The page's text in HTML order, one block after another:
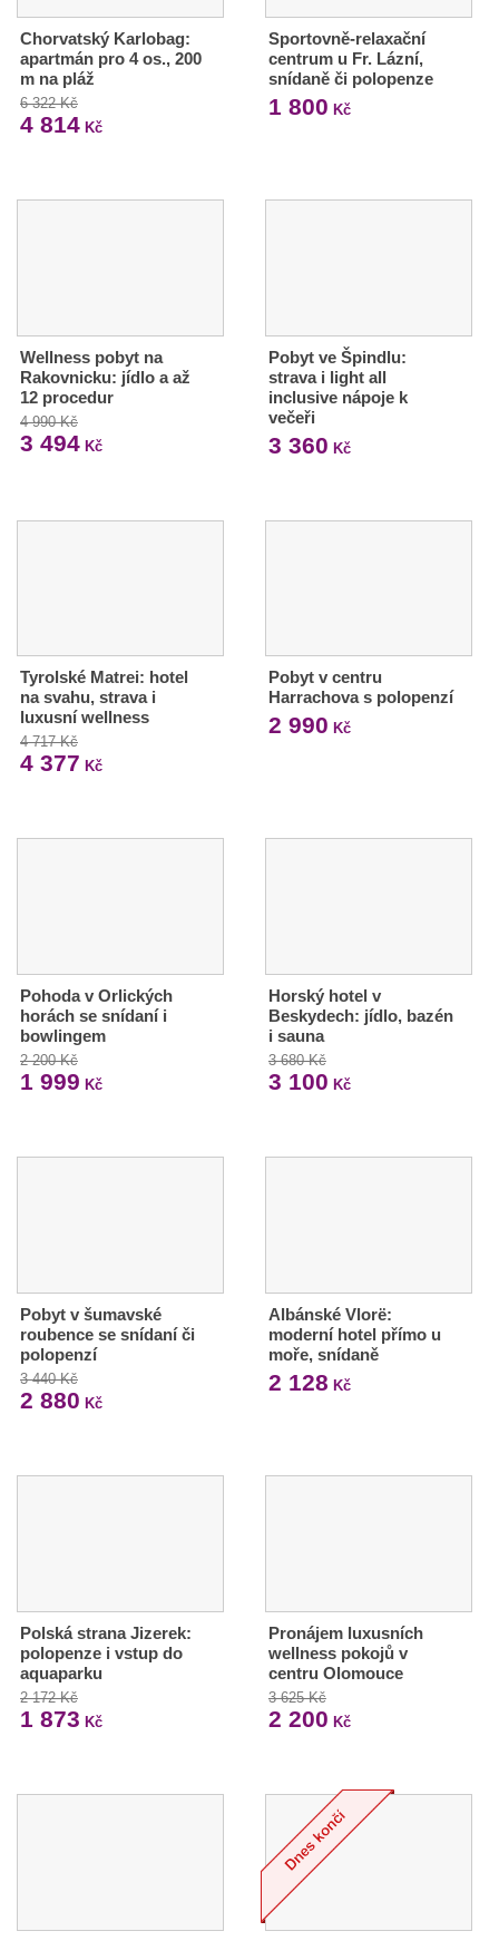
Chorvatský Karlobag:
apartmán pro 4 os., 200
m na pláž
6 322 Kč
4 814 Kč
Sportovně-relaxační
centrum u Fr. Lázní,
snídaně či polopenze
1 800 Kč
Wellness pobyt na
Rakovnicku: jídlo a až
12 procedur
4 990 Kč
3 494 Kč
Pobyt ve Špindlu:
strava i light all
inclusive nápoje k
večeři
3 360 Kč
Tyrolské Matrei: hotel
na svahu, strava i
luxusní wellness
4 717 Kč
4 377 Kč
Pobyt v centru
Harrachova s polopenzí
2 990 Kč
Pohoda v Orlických
horách se snídaní i
bowlingem
2 200 Kč
1 999 Kč
Horský hotel v
Beskydech: jídlo, bazén
i sauna
3 680 Kč
3 100 Kč
Pobyt v šumavské
roubence se snídaní či
polopenzí
3 440 Kč
2 880 Kč
Albánské Vlorë:
moderní hotel přímo u
moře, snídaně
2 128 Kč
Polská strana Jizerek:
polopenze i vstup do
aquaparku
2 172 Kč
1 873 Kč
Pronájem luxusních
wellness pokojů v
centru Olomouce
3 625 Kč
2 200 Kč